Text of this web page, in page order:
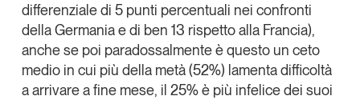
differenziale di 5 punti percentuali nei confronti
della Germania e di ben 13 rispetto alla Francia),
anche se poi paradossalmente è questo un ceto
medio in cui più della metà (52%) lamenta difficoltà
a arrivare a fine mese, il 25% è più infelice dei suoi